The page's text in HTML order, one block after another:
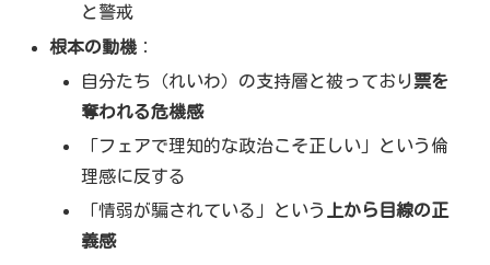
と警戒
根本の動機 ：
自分たち（れいわ）の支持層と被っており 票を
奪われる危機感
「フェアで理知的な政治こそ正しい」という倫
理感に反する
「情弱が騙されている」という
上から目線の正
義感